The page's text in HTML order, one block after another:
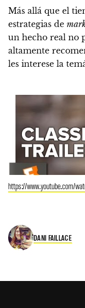
Más allá que el
estrategias de
un hecho real no
altamente
les interese la
https://www.youtube.com/
DANI FAILLACE